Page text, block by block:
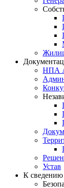
НПА
Устав
К сведению